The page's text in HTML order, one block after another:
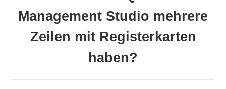
Management Studio mehrere
Zeilen mit Registerkarten
haben?